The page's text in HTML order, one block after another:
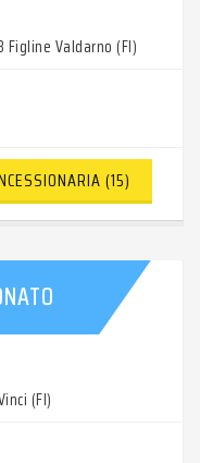
Figline Valdarno (FI)
(15)
(FI)